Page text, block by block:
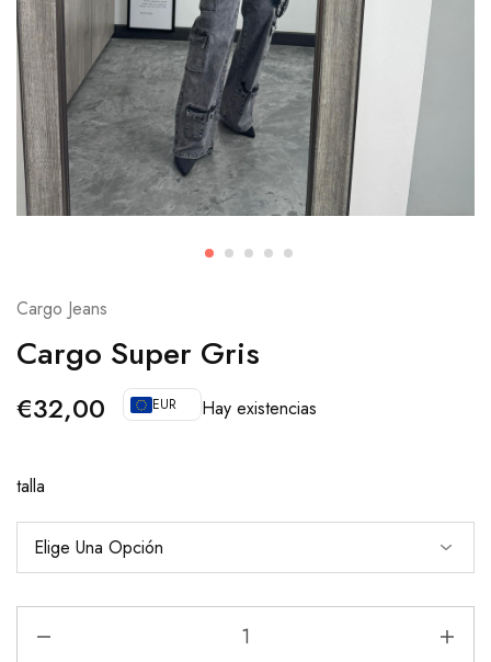
Cargo Jeans
Cargo Super Gris
€32,00 EUR Hay existencias
talla